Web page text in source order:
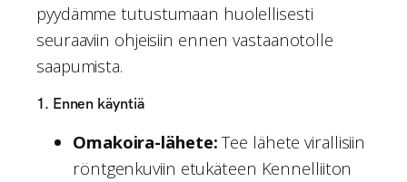
pyydämme tutustumaan huolellisesti
seuraaviin ohjeisiin ennen vastaanotolle
saapumista.
1. Ennen käyntiä
Omakoira-lähete:Tee lähete virallisiin
röntgenkuviin etukäteen Kennelliiton